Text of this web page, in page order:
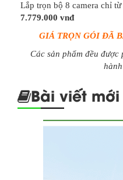
Lắp trọn bộ 8 camera chỉ từ
7.779.000 vnđ
GIÁ TRỌN GÓI ĐÃ
Các sản phẩm đều
Bài viết mới